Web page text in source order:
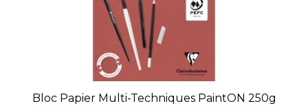
Bloc Papier Multi-Techniques PaintON 250g